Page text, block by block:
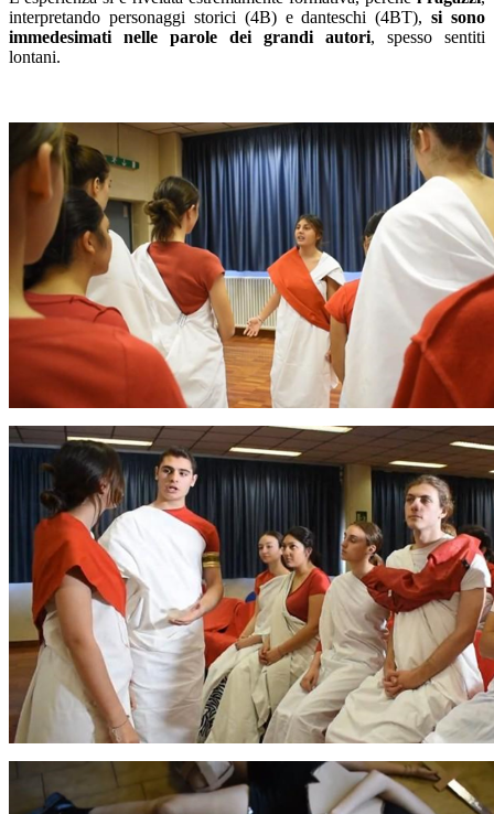
interpretando personaggi storici (4B) e danteschi (4BT),si sono
immedesimati nelle parole dei grandi autori, spesso sentiti
lontani.